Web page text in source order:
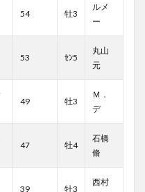
54 牡3
ルメ
ー
53 ｾﾝ5
丸山
元
49 牡3
Ｍ．
デ
47 牡4
石橋
脩
39 牡3
西村